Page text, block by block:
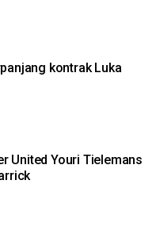
kontrak Luka
United Youri Tielemans